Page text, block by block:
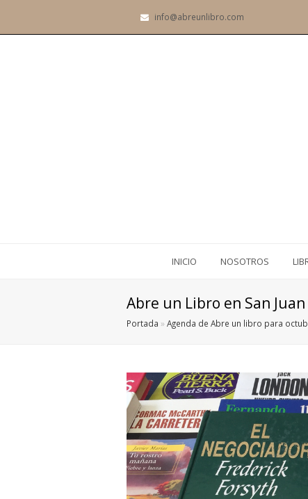
info@abreunlibro.com
INICIO NOSOTROS
Abre un Libro en San Juan
Portada » Agenda de Abre un libro para